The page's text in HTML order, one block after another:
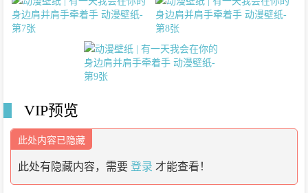
VIP预览
此处内容已隐藏
此处有隐藏内容，需要 登录 才能查看！